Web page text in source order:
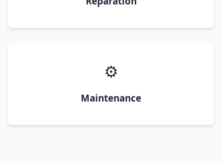
⚙️
Maintenance